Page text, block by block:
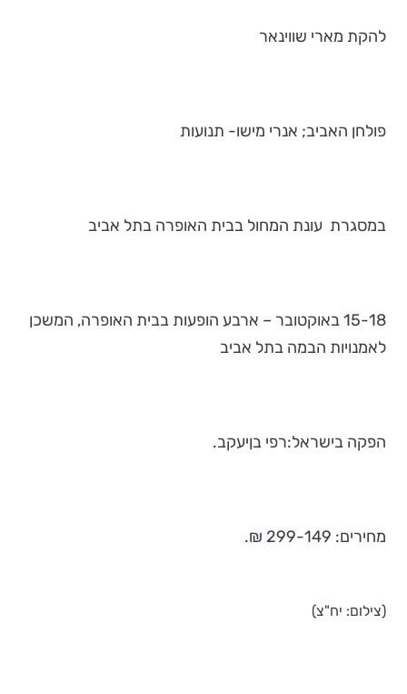
להקת מארי שווינאר
פולחן האביב; אנרי מישו- תנועות
במסגרת עונת המחול בבית האופרה בתל אביב
15-18 באוקטובר – ארבע הופעות בבית האופרה, המשכן
לאמנויות הבמה בתל אביב
הפקה בישראל:רפי בןיעקב.
מחירים: 299-149 ₪.
(צילום: יח"צ)